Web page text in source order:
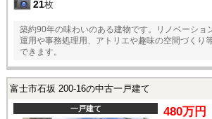
21枚
築約90年の味わいのある建物です。リノベーショ
運用や事務処理用、アトリエや趣味の空間づくり
できます。
富士市石坂 200-16の中古一戸建て
一戸建て 480万円